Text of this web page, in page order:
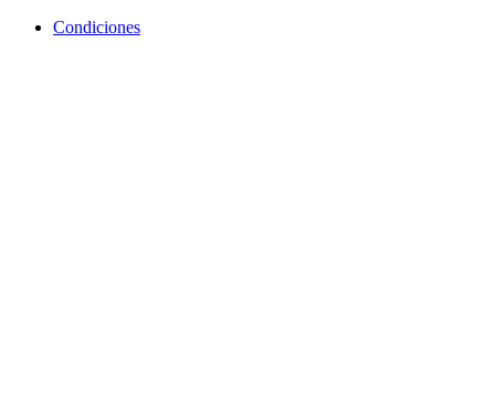
Condiciones